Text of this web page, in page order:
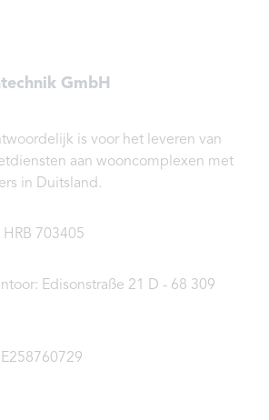
GmbH
is voor het leveren van
aan wooncomplexen met
in Duitsland.
703405
Edisonstraße 21 D - 68 309